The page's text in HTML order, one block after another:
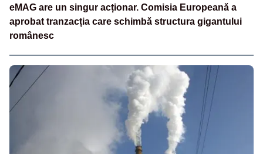
eMAG are un singur acționar. Comisia Europeană a
aprobat tranzacția care schimbă structura gigantului
românesc